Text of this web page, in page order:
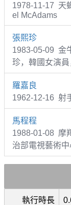
1978-11-17 天
el McAdams
張熙珍
1983-05-09 金
珍，韓國女演員
羅嘉良
1962-12-16 射
馬程程
1988-01-08 摩
治部電視藝術中
執行時長